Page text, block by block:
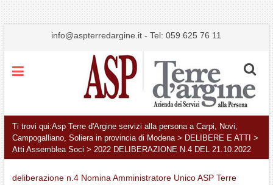
info@aspterredargine.it -Tel: 059 625 76 11
Menu
Ti trovi qui:Asp Terre d'Argine servizi alla persona a Carpi, Novi,
Campogalliano, Soliera in provincia di Modena> DELIBERE E ATTI >
Atti Assemblea Soci > 2022 DELIBERAZIONE N.4 DEL 21.10.2022
deliberazione n.4 Nomina Amministratore Unico ASP Terre